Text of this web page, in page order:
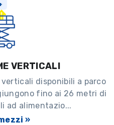
VERTICALI
disponibili a parco
fino ai 26 metri di
ad alimentazio...
»